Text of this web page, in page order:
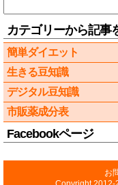
カテゴリーから記事
簡単ダイエット
生きる豆知識
デジタル豆知識
市販薬成分表
Facebookページ
お